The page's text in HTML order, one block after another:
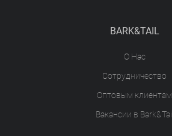
BARK&TAIL
О Нас
Сотрудничество
Оптовым клиентам
Вакансии в Bark&Tail